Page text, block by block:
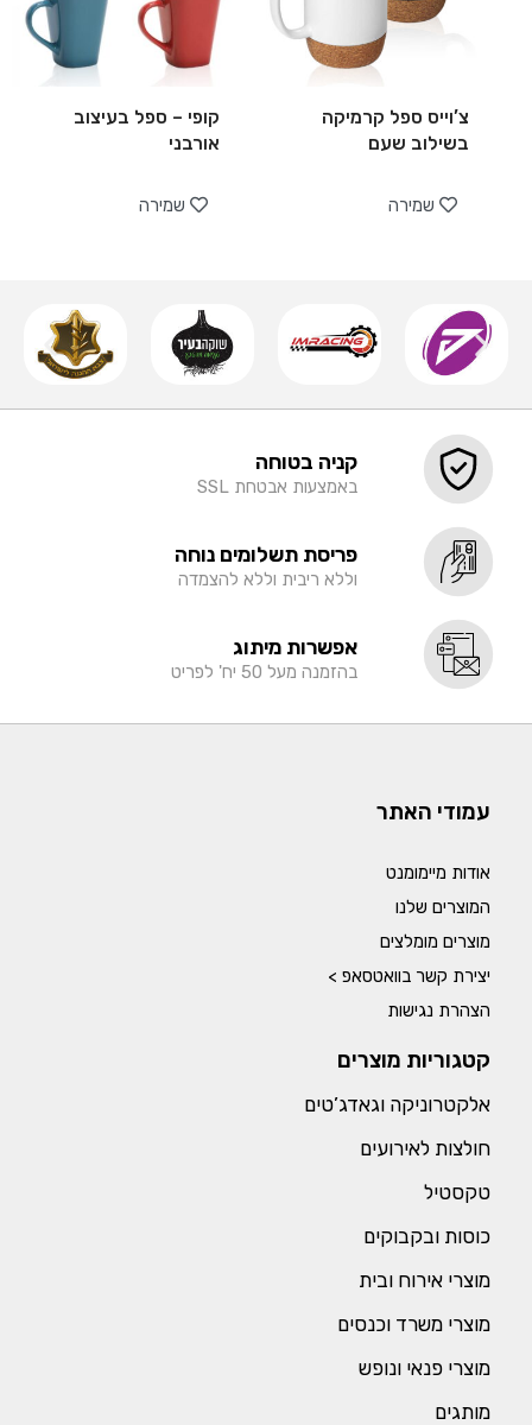
צ’וייס ספל קרמיקה
בשילוב שעם
שמירה
קופי – ספל בעיצוב
אורבני
שמירה
קניה בטוחה
באמצעות אבטחת SSL
פריסת תשלומים נוחה
וללא ריבית וללא להצמדה
אפשרות מיתוג
בהזמנה מעל 50 יח' לפריט
עמודי האתר
אודות מיימומנט
המוצרים שלנו
מוצרים מומלצים
יצירת קשר בוואטסאפ >
הצהרת נגישות
קטגוריות מוצרים
אלקטרוניקה וגאדג’טים
חולצות לאירועים
טקסטיל
כוסות ובקבוקים
מוצרי אירוח ובית
מוצרי משרד וכנסים
מוצרי פנאי ונופש
מותגים